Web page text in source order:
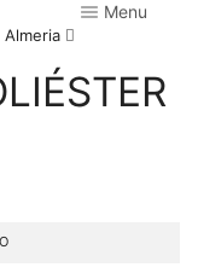
Menu
Almeria